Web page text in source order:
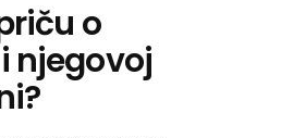
o
njegovoj